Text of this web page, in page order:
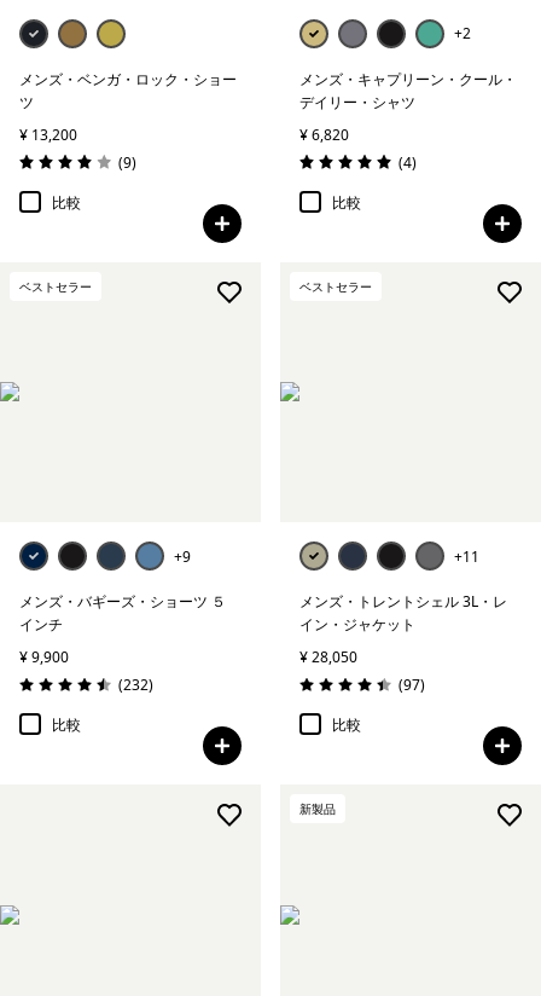
メンズ・ベンガ・ロック・ショー
ツ
¥ 13,200
評価: 4.0 / 5
(9レビュー
)
比較
+2
メンズ・キャプリーン・クール・
デイリー・シャツ
¥ 6,820
評価: 5.0 / 5
(4レビュー
)
比較
ベストセラー
+9
メンズ・バギーズ・ショーツ ５
インチ
¥ 9,900
評価: 4.5 / 5
(232レビュー
)
比較
ベストセラー
+11
メンズ・トレントシェル 3L・レ
イン・ジャケット
¥ 28,050
評価: 4.4 / 5
(97レビュー
)
比較
新製品